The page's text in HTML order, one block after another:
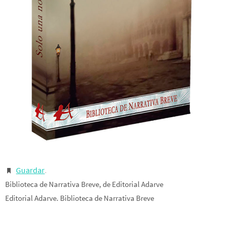
Guardar.
Biblioteca de Narrativa Breve, de Editorial Adarve
Editorial Adarve. Biblioteca de Narrativa Breve